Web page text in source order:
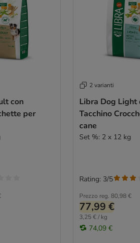
con
per
2 varianti
Libra Dog Light
Tacchino
cane
Set %: 2 x 12 kg
Prezzo reg. 80,98 €
77,99 €
3,25 € / kg
74,09 €
Rating: 3/5